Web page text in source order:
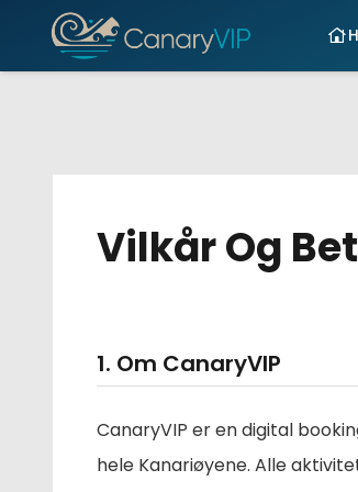
Vilkår Og
1. Om CanaryVIP
CanaryVIP er en digital
hele Kanariøyene. Alle